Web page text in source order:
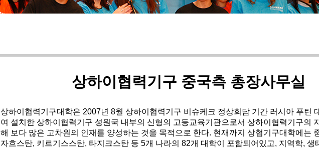
상하이협력기구 중국측 총장사무실
상하이협력기구대학은 2007년 8월 상하이협력기구 비슈케크 정상회담 기간 러시아 푸틴
여 설치한 상하이협력기구 성원국 내부의 신형의 고등교육기관으로서 상하이협력기구의
해 보다 많은 고차원의 인재를 양성하는 것을 목적으로 한다. 현재까지 상협기구대학에는
자흐스탄, 키르기스스탄, 타지크스탄 등 5개 나라의 82개 대학이 포함되어있고, 지역학, 생